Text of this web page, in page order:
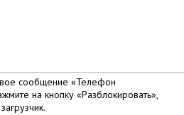
сообщение «Телефон
на кнопку «Разблокировать»,